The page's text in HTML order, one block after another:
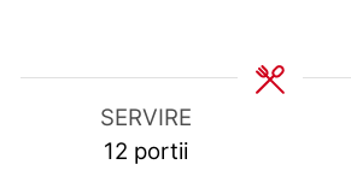
SERVIRE
12 portii